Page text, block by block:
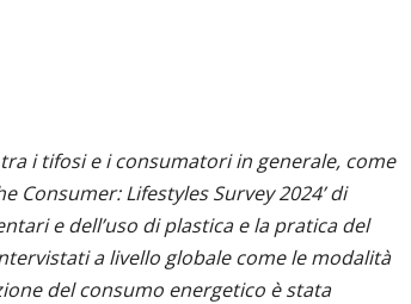
i tifosi e i consumatori in generale, come
Consumer: Lifestyles Survey 2024’ di
e dell’uso di plastica e la pratica del
a livello globale come le modalità
del consumo energetico è stata